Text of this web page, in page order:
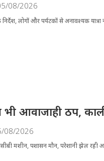
08/2026
लोगों और पर्यटकों से अनावश्यक यात्रा
आवाजाही ठप,
08/2026
मशीन, पशासन मौन, परेशानी झेल रही